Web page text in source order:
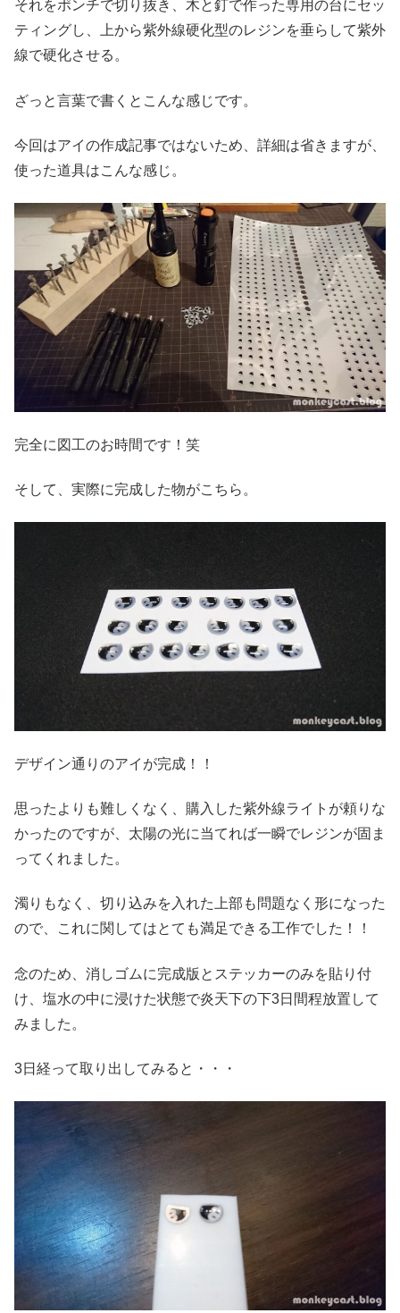
それをポンチで切り抜き、木と釘で作った専用の台にセッ
ティングし、上から紫外線硬化型のレジンを垂らして紫外
線で硬化させる。
ざっと言葉で書くとこんな感じです。
今回はアイの作成記事ではないため、詳細は省きますが、
使った道具はこんな感じ。
完全に図工のお時間です！笑
そして、実際に完成した物がこちら。
デザイン通りのアイが完成！！
思ったよりも難しくなく、購入した紫外線ライトが頼りな
かったのですが、太陽の光に当てれば一瞬でレジンが固ま
ってくれました。
濁りもなく、切り込みを入れた上部も問題なく形になった
ので、これに関してはとても満足できる工作でした！！
念のため、消しゴムに完成版とステッカーのみを貼り付
け、塩水の中に浸けた状態で炎天下の下3日間程放置して
みました。
3日経って取り出してみると・・・